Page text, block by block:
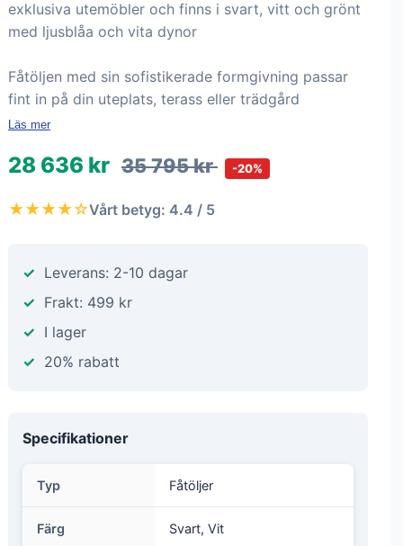
exklusiva utemöbler och finns i svart, vitt och grönt
med ljusblåa och vita dynor
Fåtöljen med sin sofistikerade formgivning passar
fint in på din uteplats, terass eller trädgård
Läs mer
28 636 kr 35 795 kr -20%
★★★★☆Vårt betyg: 4.4 / 5
Leverans: 2-10 dagar
Frakt: 499 kr
I lager
20% rabatt
Specifikationer
Typ Fåtöljer
Färg Svart, Vit